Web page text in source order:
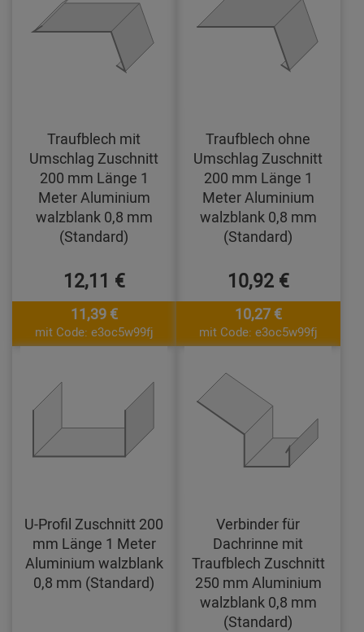
Traufblech mit
Umschlag Zuschnitt
200 mm Länge 1
Meter Aluminium
walzblank 0,8 mm
(Standard)
12,11 €
11,39 €
mit Code: e3oc5w99fj
Traufblech ohne
Umschlag Zuschnitt
200 mm Länge 1
Meter Aluminium
walzblank 0,8 mm
(Standard)
10,92 €
10,27 €
mit Code: e3oc5w99fj
U-Profil Zuschnitt 200
mm Länge 1 Meter
Aluminium walzblank
0,8 mm (Standard)
Verbinder für
Dachrinne mit
Traufblech Zuschnitt
250 mm Aluminium
walzblank 0,8 mm
(Standard)